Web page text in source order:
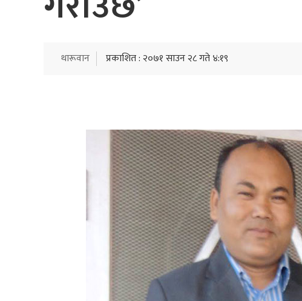
थारूवान प्रकाशित : २०७१ साउन २८ गते ४:१९